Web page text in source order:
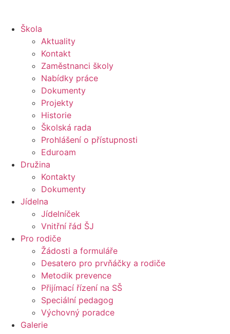
Škola
Aktuality
Kontakt
Zaměstnanci školy
Nabídky práce
Dokumenty
Projekty
Historie
Školská rada
Prohlášení o přístupnosti
Eduroam
Družina
Kontakty
Dokumenty
Jídelna
Jídelníček
Vnitřní řád ŠJ
Pro rodiče
Žádosti a formuláře
Desatero pro prvňáčky a rodiče
Metodik prevence
Přijímací řízení na SŠ
Speciální pedagog
Výchovný poradce
Galerie